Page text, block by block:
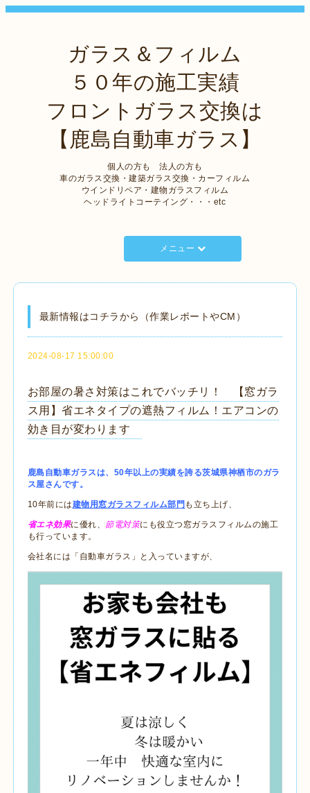
ガラス＆フィルム
５０年の施工実績
フロントガラス交換は
【鹿島自動車ガラス】
個人の方も 法人の方も
車のガラス交換・建築ガラス交換・カーフィルム
ウインドリペア・建物ガラスフィルム
ヘッドライトコーテイング・・・etc
メニュー
最新情報はコチラから（作業レポートやCM）
2024-08-17 15:00:00
お部屋の暑さ対策はこれでバッチリ！ 【窓ガラ
ス用】省エネタイプの遮熱フィルム！エアコンの
効き目が変わります
鹿島自動車ガラスは、50年以上の実績を誇る茨城県神栖市のガラ
ス屋さんです。
10年前には建物用窓ガラスフィルム部門 も立ち上げ、
省エネ効果に優れ、 節電対策にも役立つ窓ガラスフィルムの施工
も行っています。
会社名には「自動車ガラス」と入っていますが、